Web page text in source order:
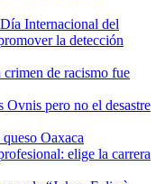
Internacional del
la detección
de racismo fue
Ovnis pero no el desastre
Oaxaca
elige la carrera